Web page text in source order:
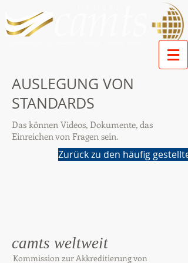
AUSLEGUNG VON
STANDARDS
Das können Videos, Dokumente, das
Einreichen von Fragen sein.
Zurück zu den häufig
camts weltweit
Kommission zur Akkreditierung von